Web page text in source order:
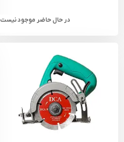
در حال حاضر موجود نیست